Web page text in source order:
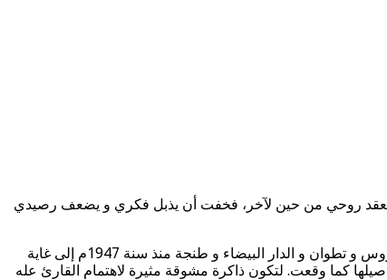
و يعقد روحي من حين لآخر، فخفت أن يذبل فكري و يضعف رصيدي
ويتابع الشنتوف:”بحثت عن الوسيلة، فلم أجد أفضل من انشغالي بالكتابة، فاخترت كتابة سيرتي الذاتية التي جرت وقائعها في رحاب قبيلة بني عروس و تطوان و الدار البيضاء و طنجة منذ سنة 1947م إلى غاية
كما وقعت. لتكون ذاكرة مشوقة مثيرة لاهتمام القارئ عله